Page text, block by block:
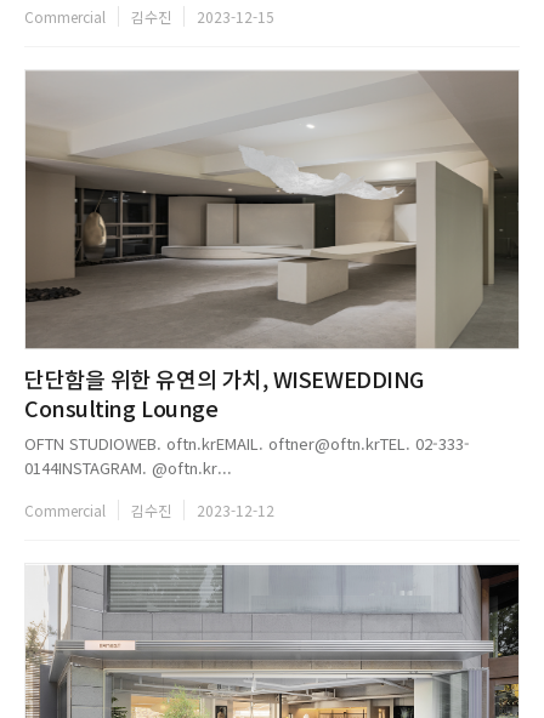
비를 위한 정형화된 스토어가 아닌 새로운 경험을 이끌어내며 브랜드를 뇌리
Commercial 김수진 2023-12-15
단단함을 위한 유연의 가치, WISEWEDDING
Consulting Lounge
OFTN STUDIOWEB. oftn.krEMAIL. oftner@oftn.krTEL. 02-333-
0144INSTAGRAM. @oftn.kr...
Commercial 김수진 2023-12-12